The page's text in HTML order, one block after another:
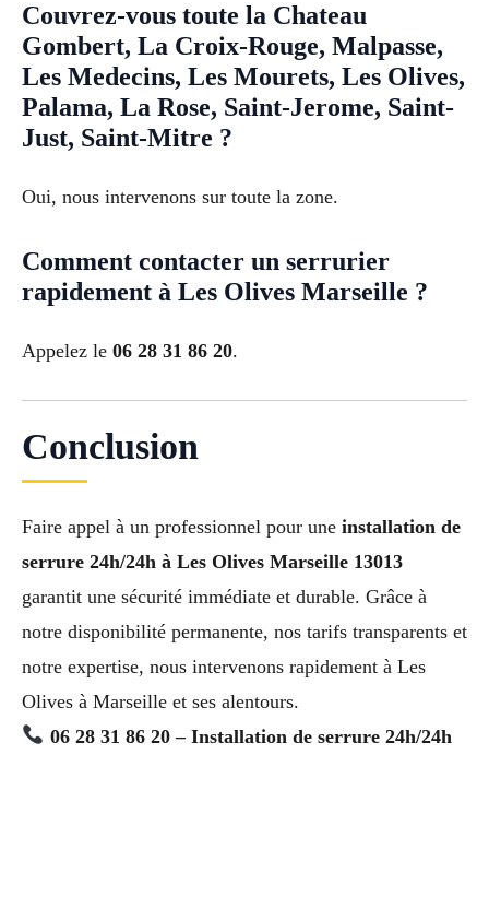
Couvrez-vous toute la Chateau
Gombert, La Croix-Rouge, Malpasse,
Les Medecins, Les Mourets, Les Olives,
Palama, La Rose, Saint-Jerome, Saint-
Just, Saint-Mitre ?
Oui, nous intervenons sur toute la zone.
Comment contacter un serrurier
rapidement à Les Olives Marseille ?
Appelez le 06 28 31 86 20.
Conclusion
Faire appel à un professionnel pour une installation de
serrure 24h/24h à Les Olives Marseille 13013
garantit une sécurité immédiate et durable. Grâce à
notre disponibilité permanente, nos tarifs transparents et
notre expertise, nous intervenons rapidement à Les
Olives à Marseille et ses alentours.
06 28 31 86 20 – Installation de serrure 24h/24h